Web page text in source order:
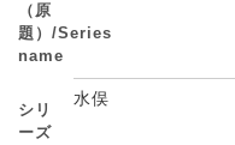
（原
題）/Series
name
シリ
ーズ
水俣